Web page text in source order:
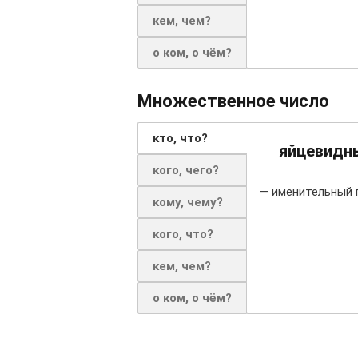
кем, чем?
о ком, о чём?
Множественное число
кто, что?
кого, чего?
кому, чему?
кого, что?
кем, чем?
о ком, о чём?
— именительный